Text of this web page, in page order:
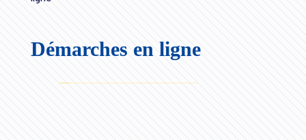
Démarches en ligne